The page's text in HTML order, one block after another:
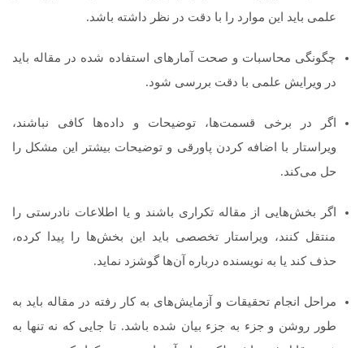
علمی باید این موارد را با دقت در نظر داشته باشد.
چگونگی محاسبات و صحت آمارهای استفاده شده در مقاله باید
در ویرایش علمی با دقت بررسی شود.
اگر در برخی قسمت‌ها، توضیحات و داده‌ها کافی نباشند،
ویراستار با اضافه کردن پاورقی و توضیحات بیشتر این مشکل را
حل می‌کند.
اگر بخش‌هایی از مقاله تکراری باشند و یا اطلاعات نادرستی را
منتقل کنند، ویراستار تخصصی باید این بخش‌ها را پیدا کرده،
حذف کند یا به نویسنده درباره آن‌ها گوشزد نماید.
مراحل انجام تحقیقات و آزمایش‌های به کار رفته در مقاله باید به
طور روشن و جزء به جزء بیان شده باشد. تا جایی که نه تنها به